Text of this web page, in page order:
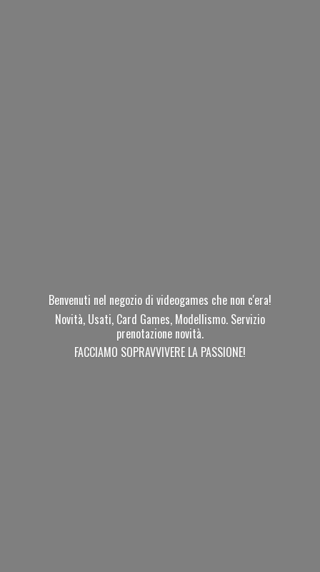
Benvenuti nel negozio di videogames che non c'era!
Novità, Usati, Card Games, Modellismo. Servizio
prenotazione novità.
FACCIAMO SOPRAVVIVERE LA PASSIONE!